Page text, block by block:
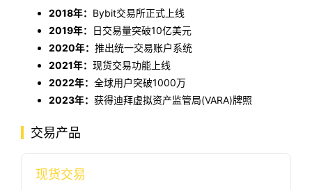
2018年： Bybit交易所正式上线
2019年：
日交易量突破10亿美元
2020年： 推出统一交易账户系统
2021年： 现货交易功能上线
2022年： 全球用户突破1000万
2023年： 获得迪拜虚拟资产监管局(VARA)牌照
交易产品
现货交易